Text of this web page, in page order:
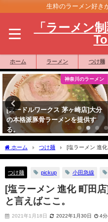
生粋のラーメン好き
「ラーメン
ホーム ラーメン つけ麺
神奈川のラーメン
[豚星。 元住吉]二郎インスパイア
系最強といえばここ。
2021年1月24日
ホーム つけ麺
[塩ラーメン 進化 町田店]あっさりと言えば塩。塩と言え
こ。
つけ麺 pickup 小田急線
[塩ラーメン 進化 町田
と言えばここ。
2021年1月18日 2022年1月30日 4